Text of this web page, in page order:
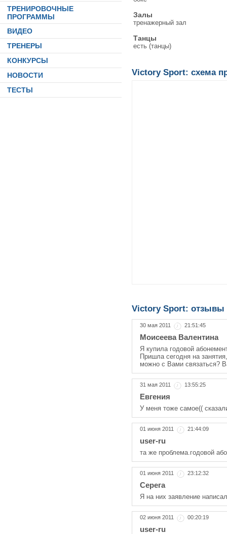
ТРЕНИРОВОЧНЫЕ
ПРОГРАММЫ
ВИДЕО
ТРЕНЕРЫ
КОНКУРСЫ
НОВОСТИ
ТЕСТЫ
Залы
тренажерный зал
Танцы
есть (танцы)
Victory Sport: схема
Victory Sport: отзывы
30 мая 2011 21:51:45
Моисеева Валентина
Я купила годовой
Пришла сегодня на
можно с Вами связаться?
31 мая 2011 13:55:25
Евгения
У меня тоже самое((
01 июня 2011 21:44:09
user-ru
та же проблема.годовой
01 июня 2011 23:12:32
Серега
Я на них заявление
02 июня 2011 00:20:19
user-ru